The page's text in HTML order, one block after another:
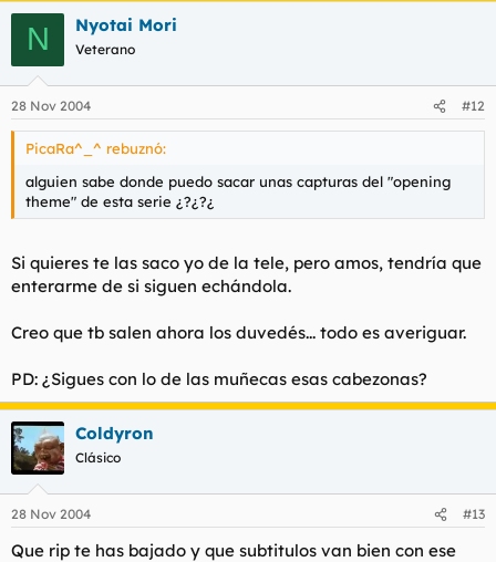
N Nyotai Mori
Veterano
28 Nov 2004 #12
PicaRa^_^ rebuznó:
alguien sabe donde puedo sacar unas capturas del "opening
theme" de esta serie ¿?¿?¿
Si quieres te las saco yo de la tele, pero amos, tendría que
enterarme de si siguen echándola.
Creo que tb salen ahora los duvedés... todo es averiguar.
PD: ¿Sigues con lo de las muñecas esas cabezonas?
Coldyron
Clásico
28 Nov 2004 #13
Que rip te has bajado y que subtitulos van bien con ese